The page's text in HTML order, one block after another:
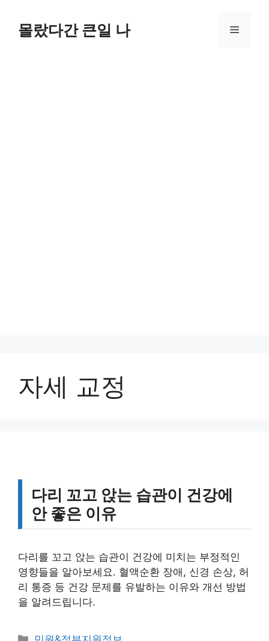
몰랐다간 큰일 나 메
자세 교정
다리 꼬고 앉는 습관이 건강에
안 좋은 이유
다리를 꼬고 앉는 습관이 건강에 미치는 부정적인
영향들을 알아보세요. 혈액순환 장애, 신경 손상, 허
리 통증 등 건강 문제를 유발하는 이유와 개선 방법
을 알려드립니다.
카